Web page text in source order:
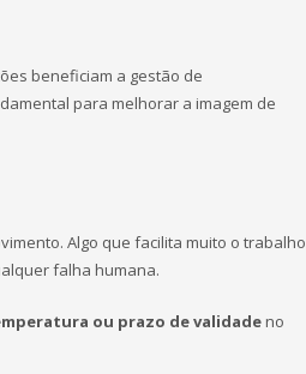
beneficiam a gestão de
para melhorar a imagem de
Algo que facilita muito o trabalho
falha humana.
ou prazo de validadeno